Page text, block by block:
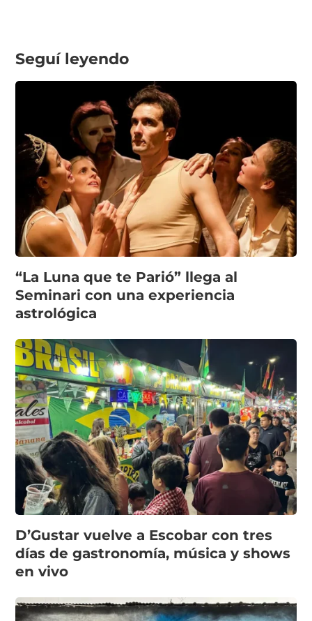
Seguí leyendo
“La Luna que te Parió” llega al
Seminari con una experiencia
astrológica
D’Gustar vuelve a Escobar con tres
días de gastronomía, música y shows
en vivo